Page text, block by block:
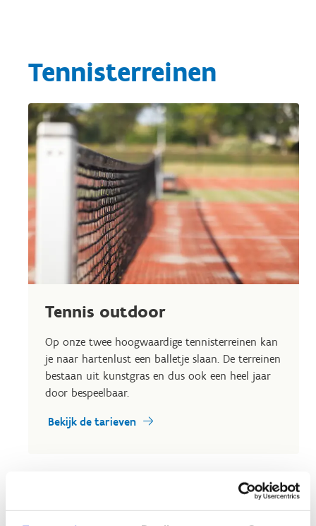
Tennisterreinen
Tennis outdoor
Op onze twee hoogwaardige tennisterreinen kan
je naar hartenlust een balletje slaan. De terreinen
bestaan uit kunstgras en dus ook een heel jaar
door bespeelbaar.
Bekijk de tarieven